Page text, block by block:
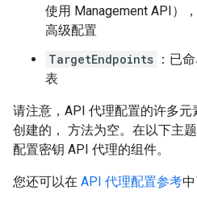
使用 Management API）
高级配置
TargetEndpoints ：已
表
请注意，API 代理配置的许多元
创建的， 方法为空。在以下主
配置密钥 API 代理的组件。
您还可以在 API 代理配置参考